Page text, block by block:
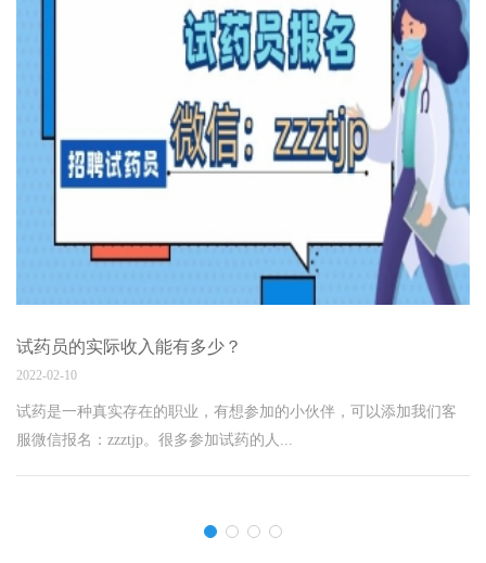
试药员的实际收入能有多少？
2022-02-10
试药是一种真实存在的职业，有想参加的小伙伴，可以添加我们客
服微信报名：zzztjp。很多参加试药的人...